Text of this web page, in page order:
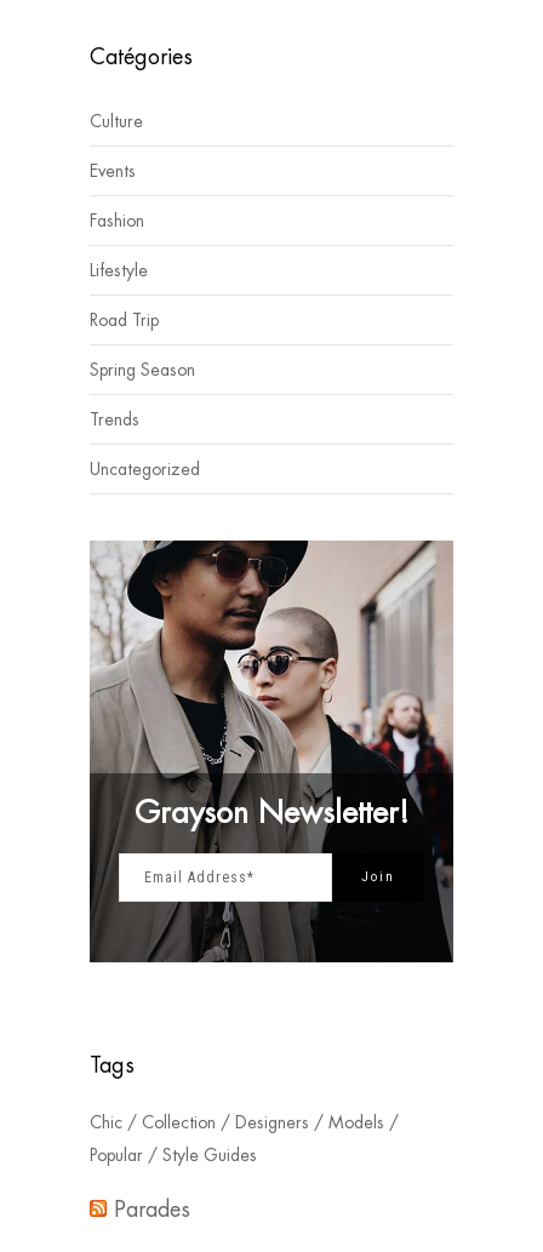
Catégories
Culture
Events
Fashion
Lifestyle
Road Trip
Spring Season
Trends
Uncategorized
Grayson Newsletter!
Tags
Chic Collection Designers
Models
Popular
Style Guides
Parades